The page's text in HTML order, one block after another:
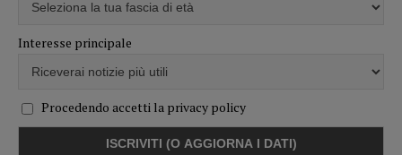
Interesse principale
Procedendo accetti la privacy policy